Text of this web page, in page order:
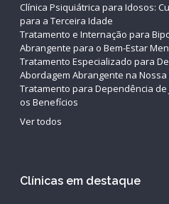
Clínica Psiquiátrica para Idosos:
para a Terceira Idade
Tratamento e Internação para
Abrangente para o Bem-Estar
Tratamento Especializado para
Abordagem Abrangente na
Tratamento para Dependência de
os Benefícios
Ver todos
Clínicas em destaque